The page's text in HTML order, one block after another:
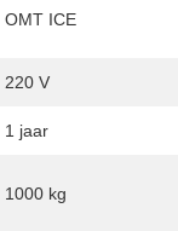
OMT ICE
220 V
1 jaar
1000 kg